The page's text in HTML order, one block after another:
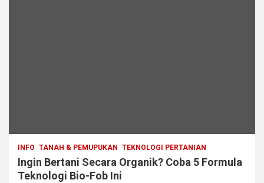
INFO TANAH & PEMUPUKAN TEKNOLOGI PERTANIAN
Ingin Bertani Secara Organik? Coba 5 Formula
Teknologi Bio-Fob Ini